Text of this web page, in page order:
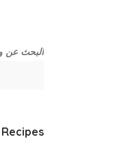
البحث عن